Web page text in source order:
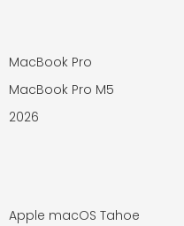
MacBook Pro
MacBook Pro M5
2026
Apple macOS Tahoe